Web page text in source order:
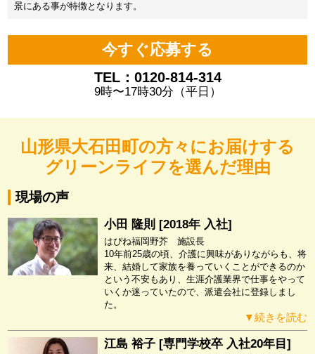
景にある事が特徴となります。
今すぐ応募する
TEL：0120-814-314
9時〜17時30分（平日）
山形県大石田町の方々にお届けする
グリーンライフを選んだ理由
現場の声
小田 隆則 [2018年 入社]
はぴね福岡野芥 施設長
10年前25歳の頃、介護に興味がありながらも、将
来、結婚して家族を養っていくことができるのか
という不安もあり、生涯介護業界で仕事をやって
いくか迷っていたので、派遣会社に登録しまし
た。
▼続きを読む
江島 裕子 [専門学校卒 入社20年目]